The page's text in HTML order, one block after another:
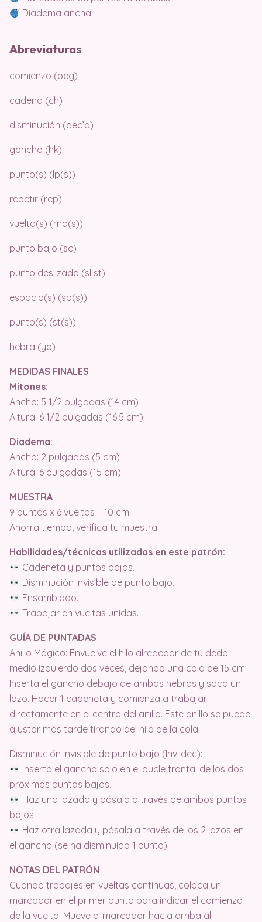
Diadema ancha.
Abreviaturas
comienzo (beg)
cadena (ch)
disminución (dec’d)
gancho (hk)
punto(s) (lp(s))
repetir (rep)
vuelta(s) (rnd(s))
punto bajo (sc)
punto deslizado (sl st)
espacio(s) (sp(s))
punto(s) (st(s))
hebra (yo)
MEDIDAS FINALES
Mitones:
Ancho: 5 1/2 pulgadas (14 cm)
Altura: 6 1/2 pulgadas (16.5 cm)
Diadema:
Ancho: 2 pulgadas (5 cm)
Altura: 6 pulgadas (15 cm)
MUESTRA
9 puntos x 6 vueltas = 10 cm.
Ahorra tiempo, verifica tu muestra.
Habilidades/técnicas utilizadas en este patrón:
Cadeneta y puntos bajos.
Disminución invisible de punto bajo.
Ensamblado.
Trabajar en vueltas unidas.
GUÍA DE PUNTADAS
Anillo Mágico: Envuelve el hilo alrededor de tu dedo
medio izquierdo dos veces, dejando una cola de 15 cm.
Inserta el gancho debajo de ambas hebras y saca un
lazo. Hacer 1 cadeneta y comienza a trabajar
directamente en el centro del anillo. Este anillo se puede
ajustar más tarde tirando del hilo de la cola.
Disminución invisible de punto bajo (Inv-dec):
Inserta el gancho solo en el bucle frontal de los dos
próximos puntos bajos.
Haz una lazada y pásala a través de ambos puntos
bajos.
Haz otra lazada y pásala a través de los 2 lazos en
el gancho (se ha disminuido 1 punto).
NOTAS DEL PATRÓN
Cuando trabajes en vueltas continuas, coloca un
marcador en el primer punto para indicar el comienzo
de la vuelta. Mueve el marcador hacia arriba al